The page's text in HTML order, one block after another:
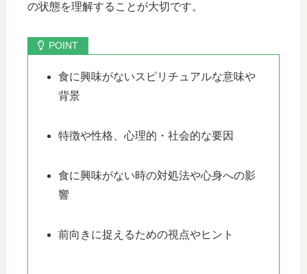
の状態を理解することが大切です。
食に興味がないスピリチュアルな意味や
背景
特徴や性格、心理的・社会的な要因
食に興味がない時の対処法や心身への影
響
前向きに捉えるための視点やヒント